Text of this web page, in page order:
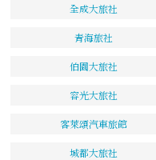
全成大旅社
青海旅社
伯園大旅社
容光大旅社
客萊頌汽車旅館
城都大旅社